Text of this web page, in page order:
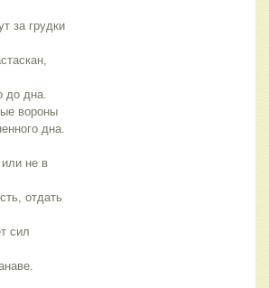
за грудки
до дна.
вороны
дна.
не в
отдать
сил